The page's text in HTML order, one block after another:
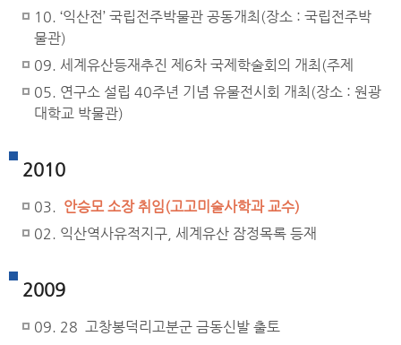
10. ‘익산전’ 국립전주박물관 공동개최(장소 : 국립전주박
물관)
09. 세계유산등재추진 제6차 국제학술회의 개최(주제
05. 연구소 설립 40주년 기념 유물전시회 개최(장소 : 원광
대학교 박물관)
2010
03. 안승모 소장 취임(고고미술사학과 교수)
02. 익산역사유적지구, 세계유산 잠정목록 등재
2009
09. 28 고창봉덕리고분군 금동신발 출토